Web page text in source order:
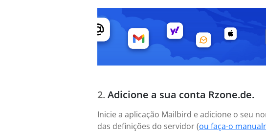
Adicione a sua conta Rzone.de.
Inicie a aplicação Mailbird e adicione o seu
das definições do servidor (ou faça-o